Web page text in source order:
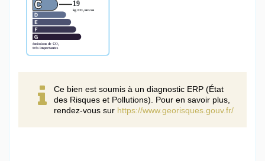
Ce bien est soumis à un diagnostic ERP (État
des Risques et Pollutions). Pour en savoir plus,
rendez-vous sur https://www.georisques.gouv.fr/